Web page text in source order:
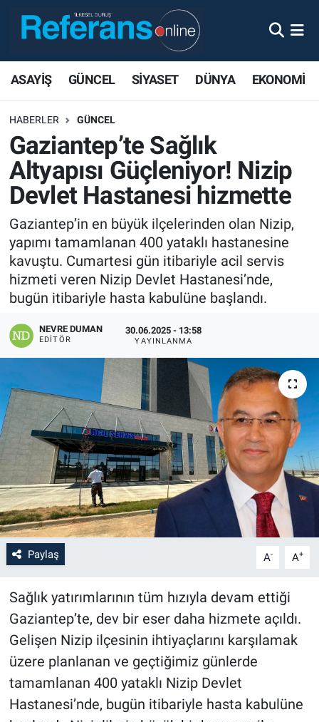
ASAYİŞ GÜNCEL SİYASET DÜNYA EKONOMİ
HABERLER GÜNCEL
Gaziantep’te Sağlık
Altyapısı Güçleniyor! Nizip
Devlet Hastanesi hizmette
Gaziantep’in en büyük ilçelerinden olan Nizip,
yapımı tamamlanan 400 yataklı hastanesine
kavuştu. Cumartesi gün itibariyle acil servis
hizmeti veren Nizip Devlet Hastanesi’nde,
bugün itibariyle hasta kabulüne başlandı.
NEVRE DUMAN
EDITÖR
30.06.2025 - 13:58
YAYINLANMA
Paylaş A- A+
Sağlık yatırımlarının tüm hızıyla devam ettiği
Gaziantep’te, dev bir eser daha hizmete açıldı.
Gelişen Nizip ilçesinin ihtiyaçlarını karşılamak
üzere planlanan ve geçtiğimiz günlerde
tamamlanan 400 yataklı Nizip Devlet
Hastanesi’nde, bugün itibariyle hasta kabulüne